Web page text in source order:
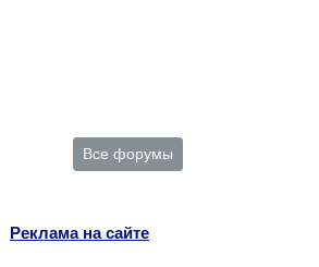
Все форумы
Реклама на сайте